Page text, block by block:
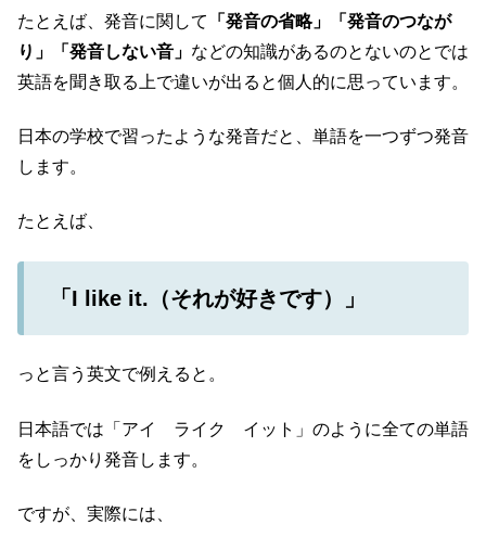
たとえば、発音に関して
「発音の省略」「発音のつなが
り」「発音しない音」 などの知識があるのとないのとでは
英語を聞き取る上で違いが出ると個人的に思っています。
日本の学校で習ったような発音だと、単語を一つずつ発音
します。
たとえば、
「I like it.（それが好きです）」
っと言う英文で例えると。
日本語では「アイ ライク イット」のように全ての単語
をしっかり発音します。
ですが、実際には、